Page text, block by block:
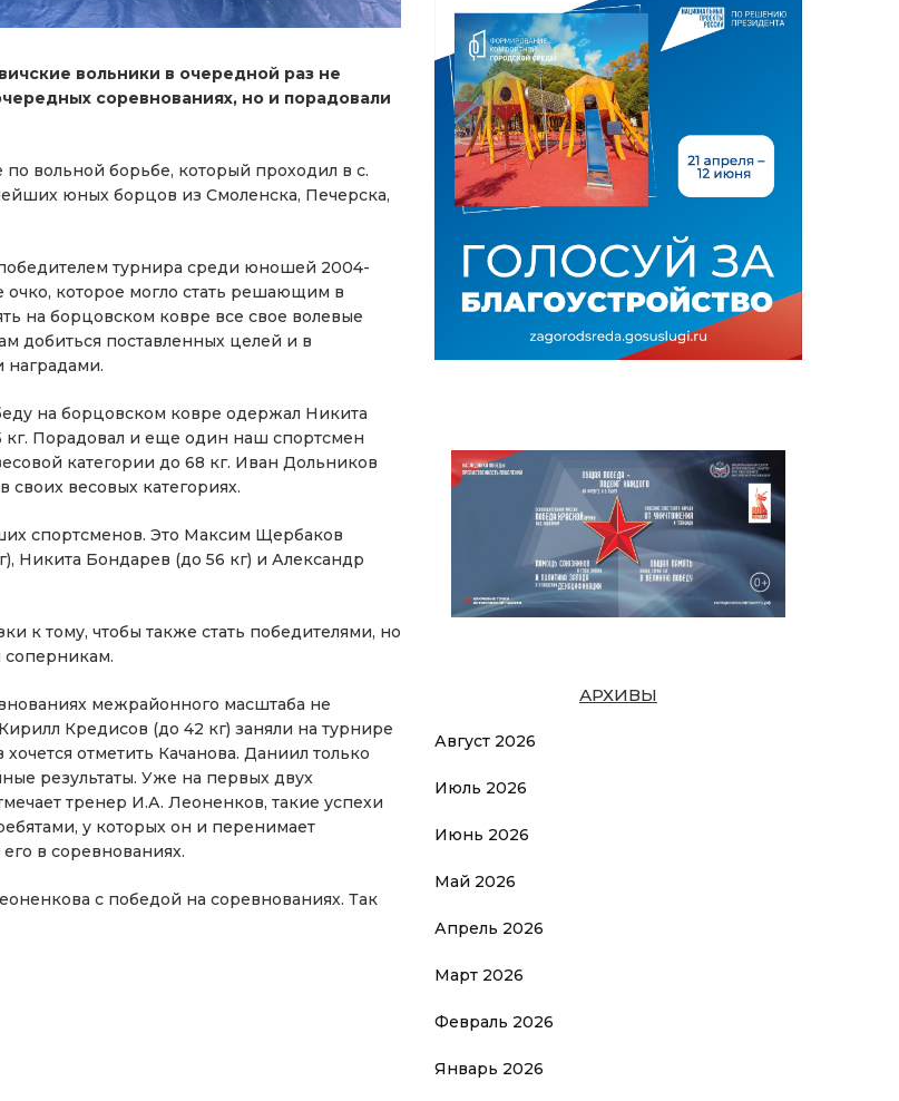
вольники в очередной раз не
соревнованиях, но и порадовали
вольной борьбе, который проходил в с.
юных борцов из Смоленска, Печерска,
турнира среди юношей 2004-
очко, которое могло стать решающим в
на борцовском ковре все свое волевые
добиться поставленных целей и в
на борцовском ковре одержал Никита
кг. Порадовал и еще один наш спортсмен
категории до 68 кг. Иван Дольников
весовых категориях.
спортсменов. Это Максим Щербаков
Никита Бондарев (до 56 кг) и Александр
к тому, чтобы также стать победителями, но
соперникам.
межрайонного масштаба не
Кредисов (до 42 кг) заняли на турнире
отметить Качанова. Даниил только
результаты. Уже на первых двух
тренер И.А. Леоненков, такие успехи
у которых он и перенимает
в соревнованиях.
с победой на соревнованиях. Так
АРХИВЫ
Август 2026
Июль 2026
Июнь 2026
Май 2026
Апрель 2026
Март 2026
Февраль 2026
Январь 2026